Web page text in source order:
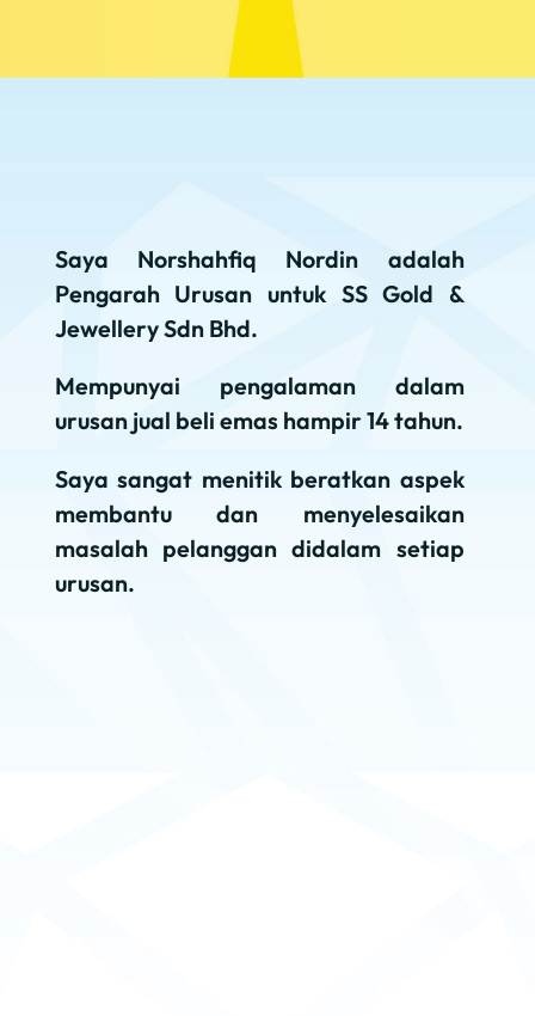
Saya Norshahfiq Nordin adalah
Pengarah Urusan untuk SS Gold &
Jewellery Sdn Bhd.
Mempunyai pengalaman dalam
urusan jual beli emas hampir 14 tahun.
Saya sangat menitik beratkan aspek
membantu dan menyelesaikan
masalah pelanggan didalam setiap
urusan.